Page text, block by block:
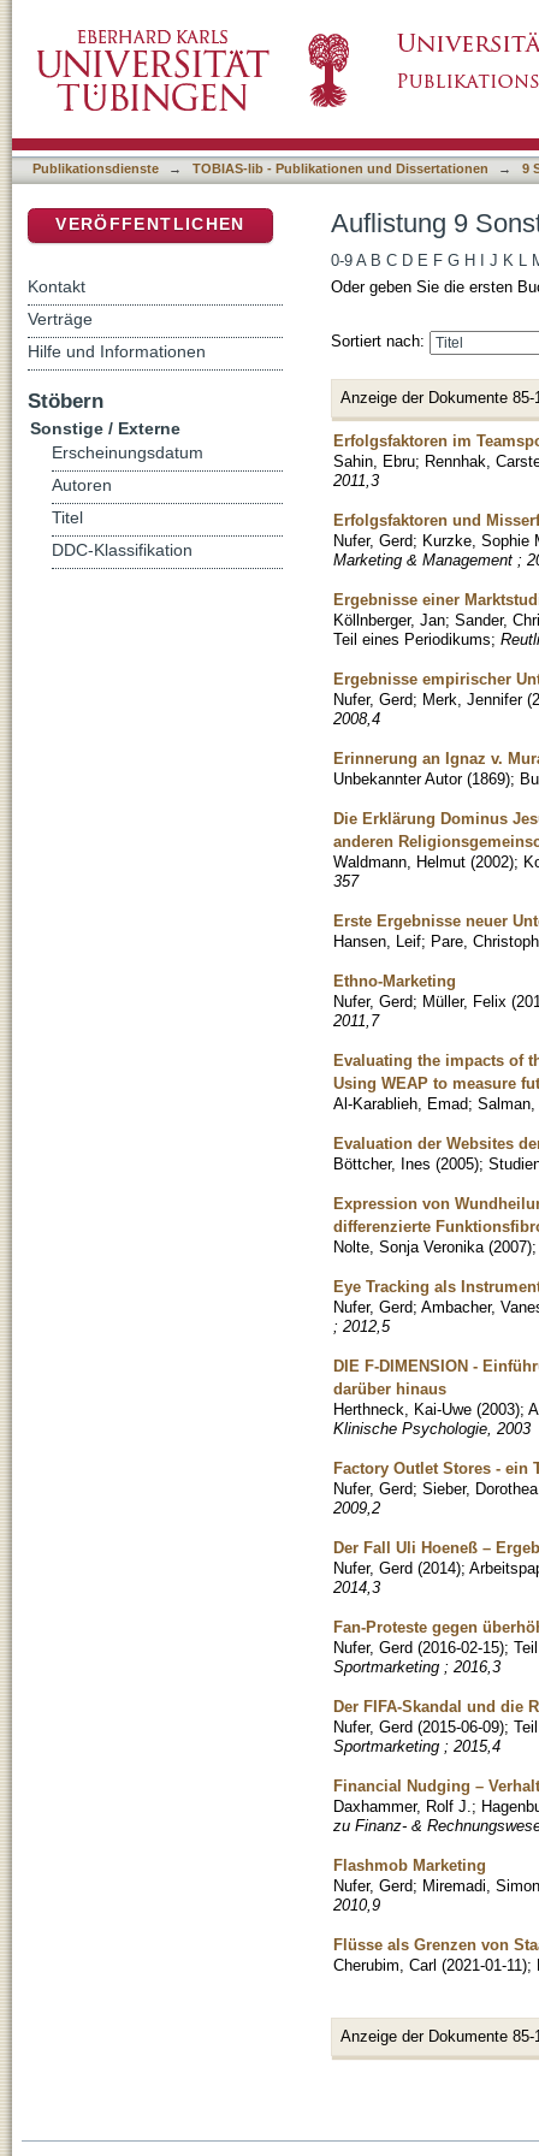
Publikationsdienste → TOBIAS-lib - Publikationen und Dissertationen → 9
Auflistung 9
0-9 A B C D E F G H J K L
Oder geben Sie die ersten
Sortiert nach:
Anzeige der Dokumente 85-
Erfolgsfaktoren im
Sahin, Ebru; Rennhak,
2011,3
Erfolgsfaktoren und
Nufer, Gerd; Kurzke, Sophie
Marketing & Management ;
Ergebnisse einer
Köllnberger, Jan; Sander,
Teil eines Periodikums;
Ergebnisse empirischer
Nufer, Gerd; Merk, Jennifer (
2008,4
Erinnerung an Ignaz v.
Unbekannter Autor (1869);
Die Erklärung Dominus
anderen
Waldmann, Helmut (2002);
357
Erste Ergebnisse neuer
Hansen, Leif; Pare,
Ethno-Marketing
Nufer, Gerd; Müller, Felix (
2011,7
Evaluating the impacts of
Using WEAP to measure
Al-Karablieh, Emad; Salman,
Evaluation der Websites
Böttcher, Ines (2005);
Expression von
differenzierte
Nolte, Sonja Veronika (2007)
Eye Tracking als
Nufer, Gerd; Ambacher,
; 2012,5
DIE F-DIMENSION -
darüber hinaus
Herthneck, Kai-Uwe (2003);
Klinische Psychologie, 2003
Factory Outlet Stores - ein
Nufer, Gerd; Sieber, Dorothea
2009,2
Der Fall Uli Hoeneß –
Nufer, Gerd (2014);
2014,3
Fan-Proteste gegen
Nufer, Gerd (2016-02-15);
Sportmarketing ; 2016,3
Der FIFA-Skandal und die
Nufer, Gerd (2015-06-09);
Sportmarketing ; 2015,4
Financial Nudging –
Daxhammer, Rolf J. ;
zu Finanz- &
Flashmob Marketing
Nufer, Gerd; Miremadi, Simon
2010,9
Flüsse als Grenzen von
Cherubim, Carl (2021-01-11);
Anzeige der Dokumente 85-
VERÖFFENTLICHEN
Kontakt
Verträge
Hilfe und Informationen
Stöbern
Sonstige / Externe
Erscheinungsdatum
Autoren
Titel
DDC-Klassifikation